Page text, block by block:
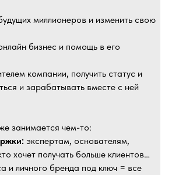
миллионеров и изменить свою
бизнес и помощь в его
компании, получить статус и
и зарабатывать вместе с ней
занимается чем-то:
экспертам, основателям,
хочет получать больше клиентов…
и личного бренда под ключ = все